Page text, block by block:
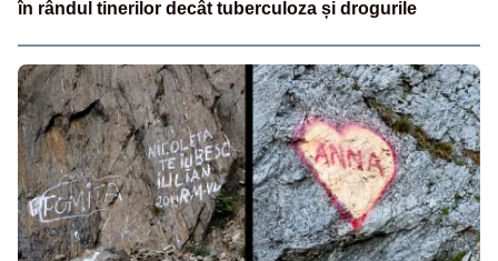
în rândul tinerilor decât tuberculoza și drogurile